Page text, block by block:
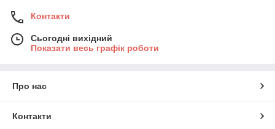
Контакти
Сьогодні вихідний
Показати весь графік роботи
Про нас
Контакти